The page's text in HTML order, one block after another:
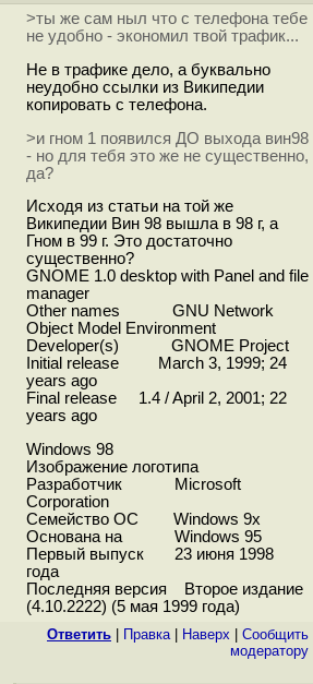
>ты же сам ныл что с телефона тебе
не удобно - экономил твой трафик...
Не в трафике дело, а буквально
неудобно ссылки из Википедии
копировать с телефона.
>и гном 1 появился ДО выхода вин98
- но для тебя это же не существенно,
да?
Исходя из статьи на той же
Википедии Вин 98 вышла в 98 г, а
Гном в 99 г. Это достаточно
существенно?
GNOME 1.0 desktop with Panel and file
manager
Other names GNU Network
Object Model Environment
Developer(s) GNOME Project
Initial release March 3, 1999; 24
years ago
Final release 1.4 / April 2, 2001; 22
years ago
Windows 98
Изображение логотипа
Разработчик Microsoft
Corporation
Семейство ОС Windows 9x
Основана на Windows 95
Первый выпуск 23 июня 1998
года
Последняя версия Второе издание
(4.10.2222) (5 мая 1999 года)
Ответить Правка| Наверх
Cообщить
модератору